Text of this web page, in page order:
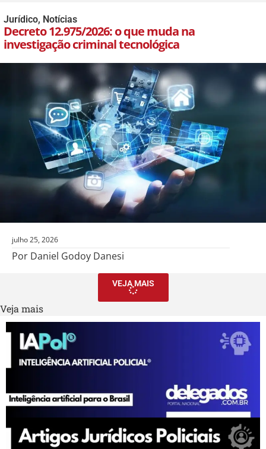
Jurídico, Notícias
Decreto 12.975/2026: o que muda na
investigação criminal tecnológica
julho 25, 2026
Por Daniel Godoy Danesi
VEJA MAIS
Veja mais